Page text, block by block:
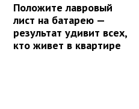
Положите лавровый
лист на батарею —
результат удивит всех,
кто живет в квартире